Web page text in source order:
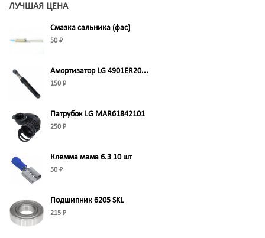
ЛУЧШАЯ ЦЕНА
Смазка сальника (фас)
50 ₽
Амортизатор LG 4901ER20...
150 ₽
Патрубок LG MAR61842101
250 ₽
Клемма мама 6.3 10 шт
50 ₽
Подшипник 6205 SKL
215 ₽